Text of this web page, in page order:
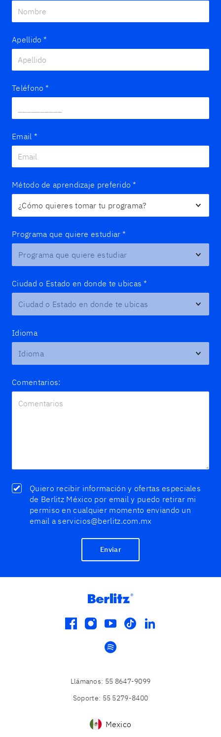
Apellido *
Teléfono *
Email *
Método de aprendizaje preferido *
Programa que quiere estudiar *
Ciudad o Estado en donde te ubicas *
Idioma
Comentarios:
Quiero recibir información y ofertas especiales
de Berlitz México por email y puedo retirar mi
permiso en cualquier momento enviando un
email a servicios@berlitz.com.mx
Enviar
facebook
instagram
youtube
tiktoklinkedin
spotify
Llámanos: 55 8647-9099
Soporte: 55 5279-8400
Mexico